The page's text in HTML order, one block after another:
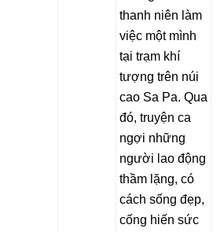
thanh niên làm
việc một mình
tại trạm khí
tượng trên núi
cao Sa Pa. Qua
đó, truyện ca
ngợi những
người lao động
thầm lặng, có
cách sống đẹp,
cống hiến sức